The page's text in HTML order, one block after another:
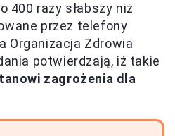
400 razy słabszy niż
przez telefony
Organizacja Zdrowia
potwierdzają, iż takie
zagrożenia dla